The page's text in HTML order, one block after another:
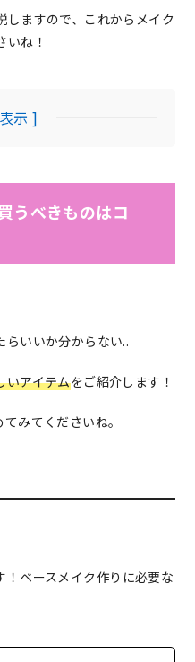
しますので、これからメイク
ね！
示 ]
うべきものはコ
らいいか分からない..
いアイテムをご紹介します！
みてくださいね。
！ベースメイク作りに必要な